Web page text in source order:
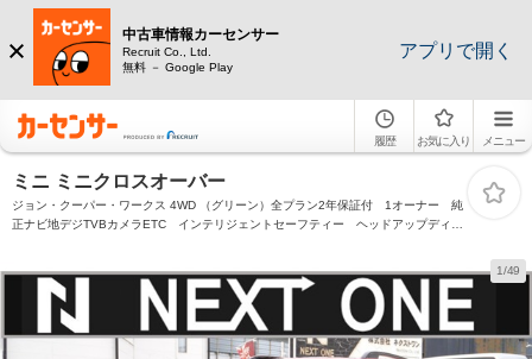
中古車情報カーセンサー
Recruit Co., Ltd.
無料 － Google Play
アプリで開く
履歴 お気に入り メニュー
ミニ ミニクロスオーバー
ジョン・クーパー・ワークス 4WD （グリーン）全プラン2年保証付 1オーナー 純
正ナビ地デジTVBカメラETC インテリジェントセーフティー ヘッドアップディス
1/49